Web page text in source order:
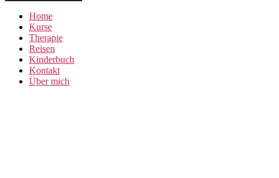
Home
Kurse
Therapie
Reisen
Kinderbuch
Kontakt
Über mich